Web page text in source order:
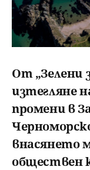
От „Зелени
изтегляне
промени в
внасянето
обществен